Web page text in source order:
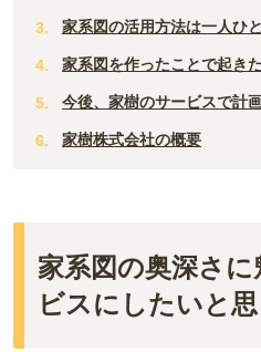
家系図の活用方法は一人ひ
家系図を作ったことで起き
今後、家樹のサービスで計
家樹株式会社の概要
家系図の奥深さ
ビスにしたいと